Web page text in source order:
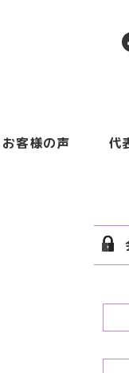
お客様の声 代